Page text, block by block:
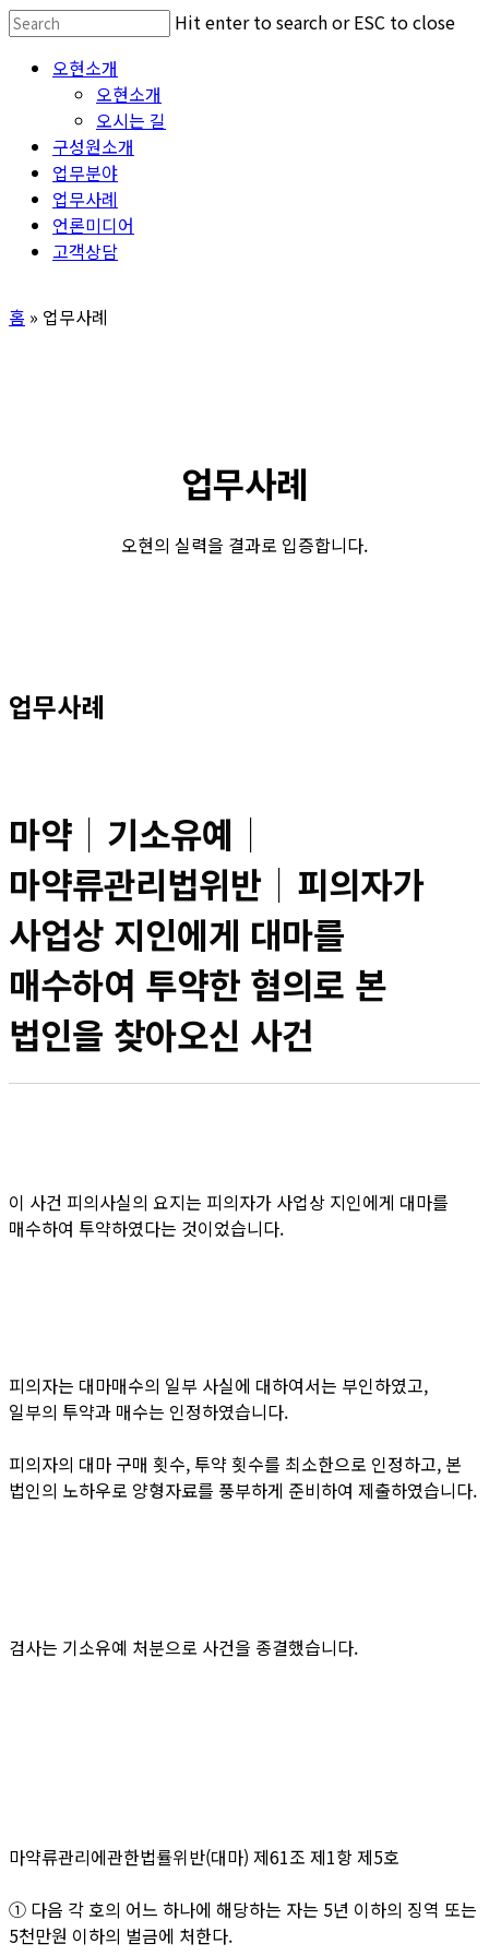
Skip
main
Hit enter to search or ESC to close
Search
Menu 오현소개
오현소개
오시는 길
구성원소개
업무분야
업무사례
언론미디어
고객상담
홈 » 업무사례
업무사례
오현의 실력을 결과로 입증합니다.
업무사례
마약│기소유예│
마약류관리법위반│피의자가
사업상 지인에게 대마를
매수하여 투약한 혐의로 본
법인을 찾아오신 사건
이 사건 피의사실의 요지는 피의자가 사업상 지인에게 대마를
매수하여 투약하였다는 것이었습니다.
피의자는 대마매수의 일부 사실에 대하여서는 부인하였고,
일부의 투약과 매수는 인정하였습니다.
피의자의 대마 구매 횟수, 투약 횟수를 최소한으로 인정하고, 본
법인의 노하우로 양형자료를 풍부하게 준비하여 제출하였습니다.
검사는 기소유예 처분으로 사건을 종결했습니다.
마약류관리에관한법률위반(대마) 제61조 제1항 제5호
① 다음 각 호의 어느 하나에 해당하는 자는 5년 이하의 징역 또는
5천만원 이하의 벌금에 처한다.